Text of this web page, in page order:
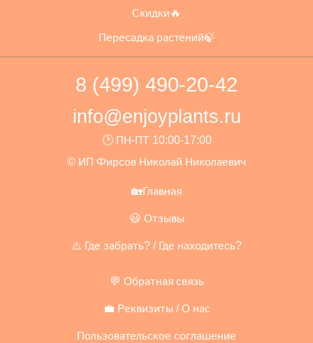
Скидки🔥
Пересадка растений🍃
8 (499) 490-20-42
info@enjoyplants.ru
🕑 ПН-ПТ 10:00-17:00
© ИП Фирсов Николай Николаевич
🏡Главная
😃 Отзывы
⚠️ Где забрать? / Где находитесь?
💬 Обратная связь
💼 Реквизиты / О нас
Пользовательское соглашение